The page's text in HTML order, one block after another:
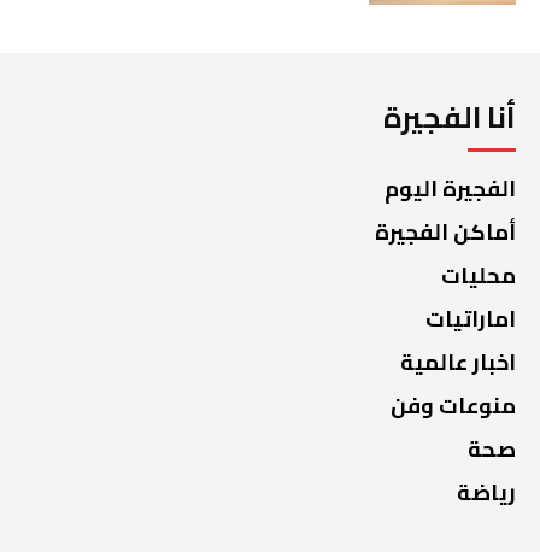
أنا الفجيرة
الفجيرة اليوم
أماكن الفجيرة
محليات
اماراتيات
اخبار عالمية
منوعات وفن
صحة
رياضة